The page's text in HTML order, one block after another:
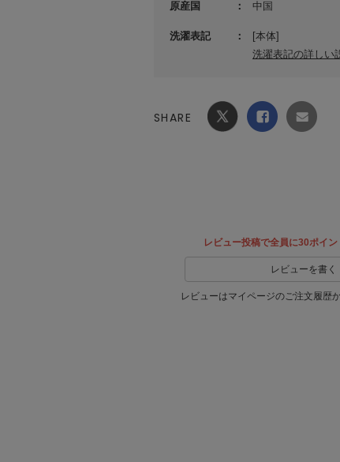
原産国 中国
洗濯表記
[本体]
洗濯表記の詳しい
SHARE
レビュー投稿で全員に30ポイン
レビューを書く
レビューはマイページのご注文履歴